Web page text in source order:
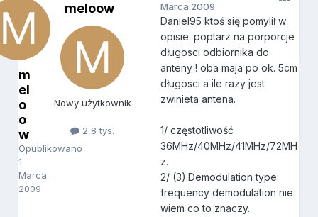
m
el
o
o
w
Opublikowano
1
Marca
2009
meloow
Nowy użytkownik
2,8 tys.
Marca 2009
Daniel95 ktoś się pomylił w
opisie. poptarz na porporcje
długosci odbiornika do
anteny ! oba maja po ok. 5cm
długosci a ile razy jest
zwinieta antena.
1/ częstotliwość
36MHz/40MHz/41MHz/72MH
z.
2/ (3).Demodulation type:
frequency demodulation nie
wiem co to znaczy.